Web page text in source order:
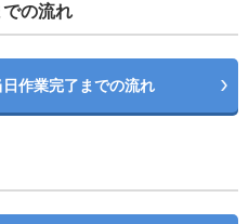
の流れ
作業完了までの流れ